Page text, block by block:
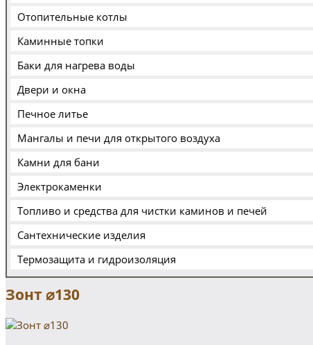
Отопительные котлы
Каминные топки
Баки для нагрева воды
Двери и окна
Печное литье
Мангалы и печи для открытого воздуха
Камни для бани
Электрокаменки
Топливо и средства для чистки каминов и печей
Сантехнические изделия
Термозащита и гидроизоляция
Зонт ⌀130